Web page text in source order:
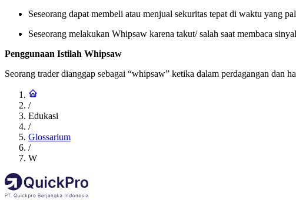
Seseorang dapat membeli atau menjual sekuritas tepat di waktu yang
Seseorang melakukan Whipsaw karena takut/ salah saat membaca
Penggunaan Istilah Whipsaw
Seorang trader dianggap sebagai “whipsaw” ketika dalam perdagangan dan
/
Edukasi
/
Glossarium
/
W